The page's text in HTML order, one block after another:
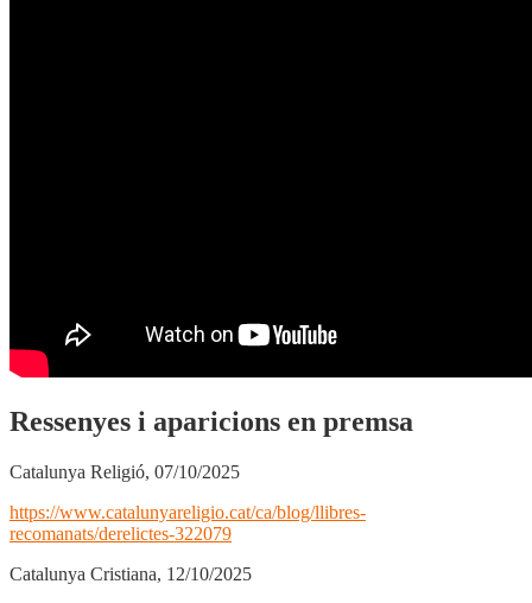
Ressenyes i aparicions en premsa
Catalunya Religió, 07/10/2025
https://www.catalunyareligio.cat/ca/blog/llibres-
recomanats/derelictes-322079
Catalunya Cristiana, 12/10/2025